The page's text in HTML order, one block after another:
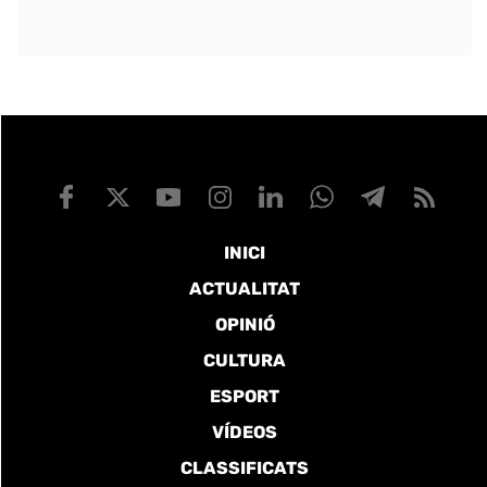
INICI
ACTUALITAT
OPINIÓ
CULTURA
ESPORT
VÍDEOS